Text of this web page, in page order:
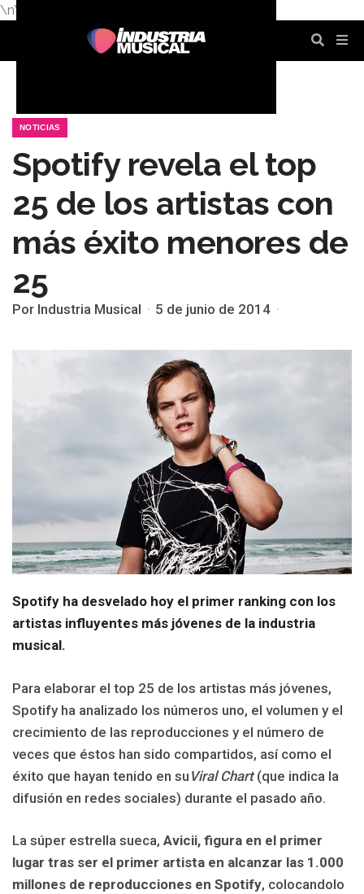
\n\n
NOTICIAS
Spotify revela el top
25 de los artistas con
más éxito menores de
25
Por Industria Musical 5 de junio de 2014
Spotify ha desvelado hoy el primer ranking con los
artistas influyentes más jóvenes de la industria
musical.
Para elaborar el top 25 de los artistas más jóvenes,
Spotify ha analizado los números uno, el volumen y el
crecimiento de las reproducciones y el número de
veces que éstos han sido compartidos, así como el
éxito que hayan tenido en su Viral Chart(que indica la
difusión en redes sociales) durante el pasado año.
La súper estrella sueca, Avicii, figura en el primer
lugar tras ser el primer artista en alcanzar las 1.000
millones de reproducciones en Spotify, colocandolo